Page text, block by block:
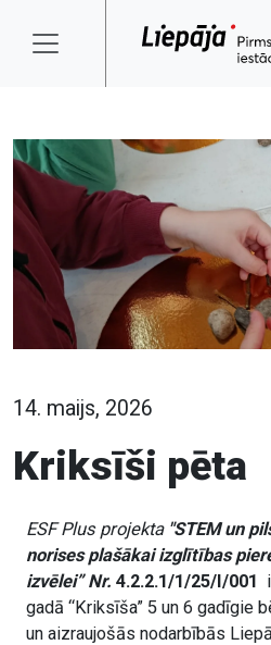
14. maijs, 2026
Kriksīši pēta
ESF Plus projekta "STEM un
norises plašākai izglītības
izvēlei” Nr. 4.2.2.1/1/25/I/001
gadā “Kriksīša” 5 un 6 gadīgie
un aizraujošās nodarbībās